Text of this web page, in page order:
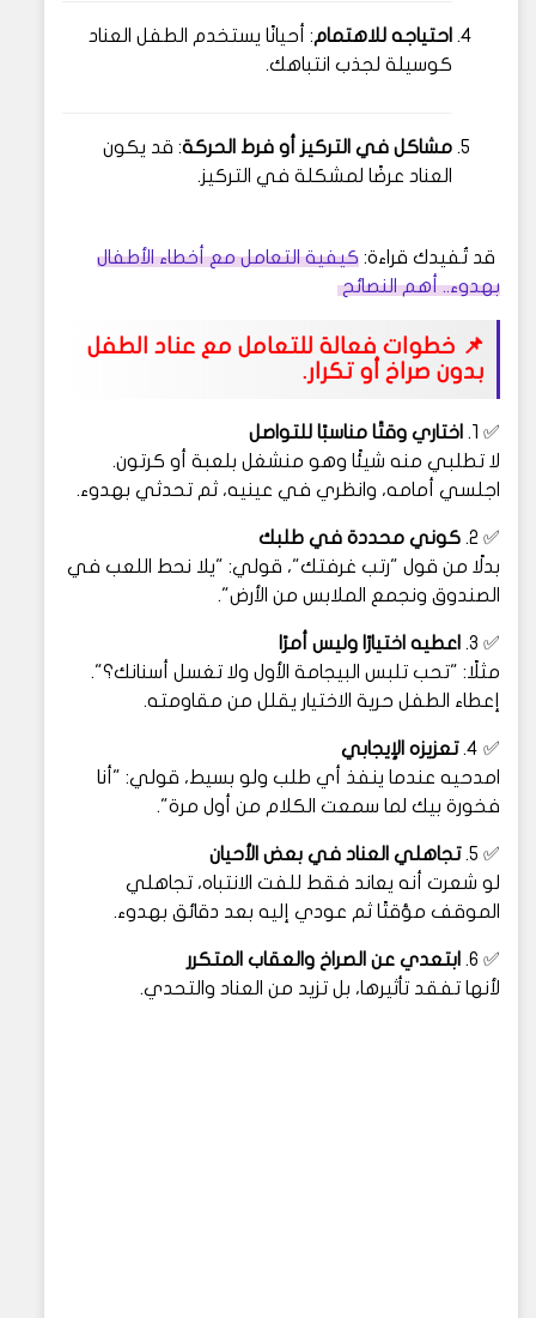
احتياجه للاهتمام: أحيانًا يستخدم الطفل العناد
كوسيلة لجذب انتباهك.
مشاكل في التركيز أو فرط الحركة: قد يكون
العناد عرضًا لمشكلة في التركيز.
قد تُفيدك قراءة: كيفية التعامل مع أخطاء الأطفال
بهدوء.. أهم النصائح
📌 خطوات فعالة للتعامل مع عناد الطفل
بدون صراخ أو تكرار.
✅ 1.
اختاري وقتًا مناسبًا للتواصل
لا تطلبي منه شيئًا وهو منشغل بلعبة أو كرتون.
اجلسي أمامه، وانظري في عينيه، ثم تحدثي بهدوء.
✅ 2.
كوني محددة في طلبك
بدلًا من قول "رتب غرفتك"، قولي: "يلا نحط اللعب في
الصندوق ونجمع الملابس من الأرض".
✅ 3.
اعطيه اختيارًا وليس أمرًا
مثلًا: "تحب تلبس البيجامة الأول ولا تغسل أسنانك؟".
إعطاء الطفل حرية الاختيار يقلل من مقاومته.
✅ 4.
تعزيزه الإيجابي
امدحيه عندما ينفذ أي طلب ولو بسيط، قولي: "أنا
فخورة بيك لما سمعت الكلام من أول مرة".
✅ 5.
تجاهلي العناد في بعض الأحيان
لو شعرت أنه يعاند فقط للفت الانتباه، تجاهلي
الموقف مؤقتًا ثم عودي إليه بعد دقائق بهدوء.
✅ 6.
ابتعدي عن الصراخ والعقاب المتكرر
لأنها تفقد تأثيرها، بل تزيد من العناد والتحدي.